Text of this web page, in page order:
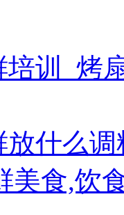
培训_烤
放什么
美食,饮